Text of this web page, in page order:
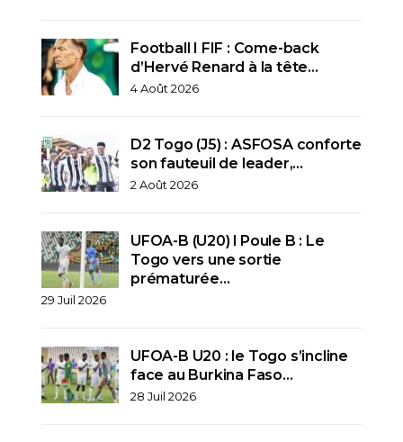
Football I FIF : Come-back
d’Hervé Renard à la tête…
4 Août 2026
D2 Togo (J5) : ASFOSA conforte
son fauteuil de leader,…
2 Août 2026
UFOA-B (U20) l Poule B : Le
Togo vers une sortie
prématurée…
29 Juil 2026
UFOA-B U20 : le Togo s’incline
face au Burkina Faso…
28 Juil 2026